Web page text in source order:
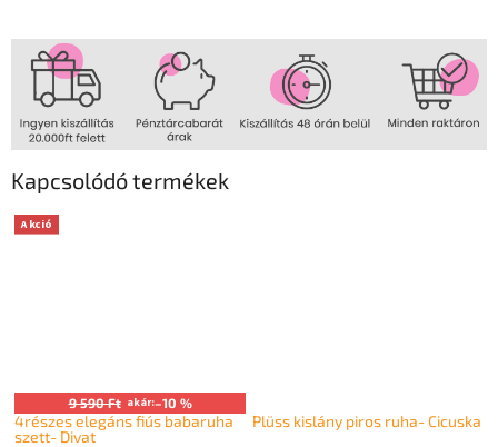
Kapcsolódó termékek
Akció
9 590 Ft akár:–10 %
4részes elegáns fiús babaruha
szett- Divat
Plüss kislány piros ruha- Cicuska